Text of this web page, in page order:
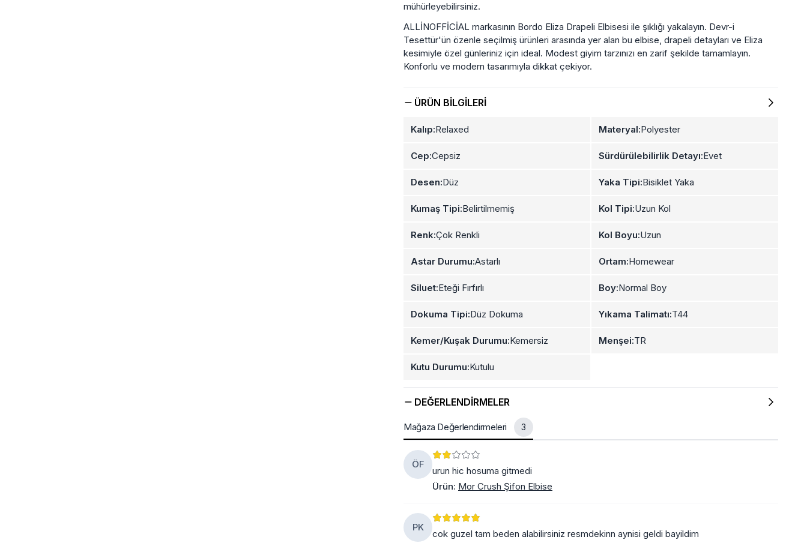
mühürleyebilirsiniz.
ALLİNOFFİCİAL markasının Bordo Eliza Drapeli Elbisesi ile şıklığı yakalayın. Devr-i
Tesettür'ün özenle seçilmiş ürünleri arasında yer alan bu elbise, drapeli detayları ve Eliza
kesimiyle özel günleriniz için ideal. Modest giyim tarzınızı en zarif şekilde tamamlayın.
Konforlu ve modern tasarımıyla dikkat çekiyor.
ÜRÜN BILGILERI
Kalıp:Relaxed Materyal:Polyester
Cep:Cepsiz Sürdürülebilirlik Detayı:Evet
Desen:Düz Yaka Tipi:Bisiklet Yaka
Kumaş Tipi:Belirtilmemiş Kol Tipi:Uzun Kol
Renk:Çok Renkli Kol Boyu:Uzun
Astar Durumu:Astarlı Ortam:Homewear
Siluet:Eteği Fırfırlı Boy:Normal Boy
Dokuma Tipi:Düz Dokuma Yıkama Talimatı:T44
Kemer/Kuşak Durumu:Kemersiz Menşei:TR
Kutu Durumu:Kutulu
DEĞERLENDIRMELER
Mağaza Değerlendirmeleri 3
ÖF
urun hic hosuma gitmedi
Ürün: Mor Crush Şifon Elbise
PK
cok guzel tam beden alabilirsiniz resmdekinn aynisi geldi bayildim